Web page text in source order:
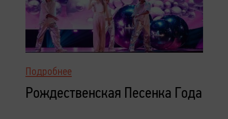
Подробнее
Рождественская Песенка Года